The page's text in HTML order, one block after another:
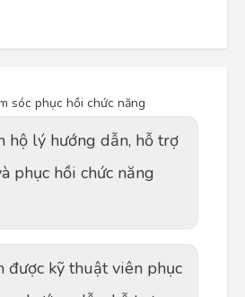
sóc phục hồi chức năng
hộ lý hướng dẫn, hỗ trợ
phục hồi chức năng
được kỹ thuật viên phục